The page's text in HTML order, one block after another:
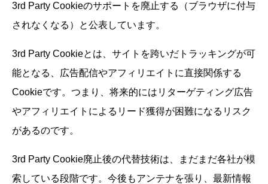
3rd Party Cookieのサポートを廃止する（ブラウザに付与
されなくなる）と公表しています。
3rd Party Cookieとは、サイトを跨いだトラッキングが可
能となる、広告配信やアフィリエイトに直接関係する
Cookieです。つまり、将来的にはリターゲティング広告
やアフィリエイトによるリード獲得が困難になるリスク
があるのです。
3rd Party Cookie廃止後の代替技術は、まだまだ各社が模
索している段階です。今後もアンテナを張り、最新情報